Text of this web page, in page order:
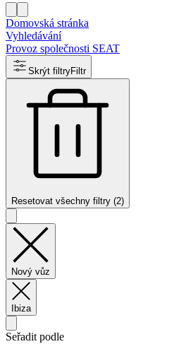
Domovská stránka
Vyhledávání
Provoz společnosti SEAT
Skrýt filtryFiltr
Resetovat všechny filtry (2)
Nový vůz
Ibiza
Seřadit podle